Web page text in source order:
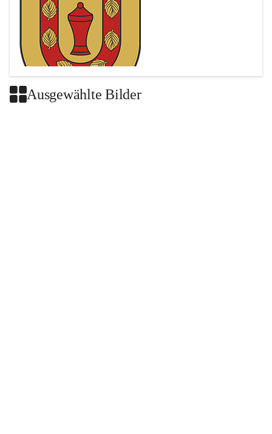
Ausgewählte Bilder